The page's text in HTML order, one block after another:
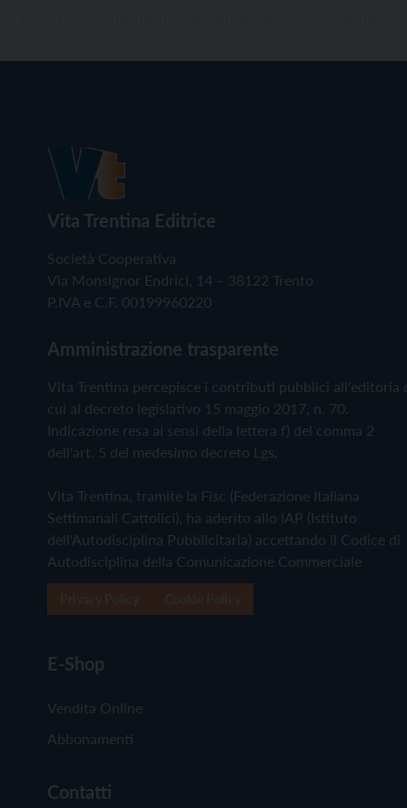
Vita Trentina Editrice
Società Cooperativa
Via Monsignor Endrici, 14 – 38122 Trento
P.IVA e C.F. 00199960220
Amministrazione trasparente
Vita Trentina percepisce i contributi pubblici all'editoria
cui al decreto legislativo 15 maggio 2017, n. 70.
Indicazione resa ai sensi della lettera f) del comma 2
dell'art. 5 del medesimo decreto Lgs.
Vita Trentina, tramite la Fisc (Federazione Italiana
Settimanali Cattolici), ha aderito allo IAP (Istituto
dell'Autodisciplina Pubblicitaria) accettando il Codice di
Autodisciplina della Comunicazione Commerciale
E-Shop
Vendita Online
Abbonamenti
Contatti